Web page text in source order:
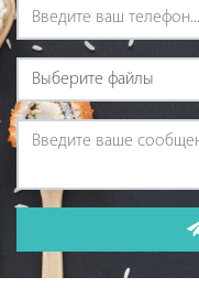
Выберите файлы